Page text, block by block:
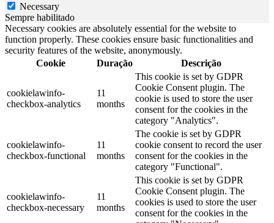
Necessary
Sempre habilitado
Necessary cookies are absolutely essential for the website to
function properly. These cookies ensure basic functionalities and
security features of the website, anonymously.
Cookie
Duração Descrição
cookielawinfo-
checkbox-analytics
11
months
This cookie is set by GDPR
Cookie Consent plugin. The
cookie is used to store the user
consent for the cookies in the
category "Analytics".
cookielawinfo-
checkbox-functional
11
months
The cookie is set by GDPR
cookie consent to record the user
consent for the cookies in the
category "Functional".
cookielawinfo-
checkbox-necessary
11
months
This cookie is set by GDPR
Cookie Consent plugin. The
cookies is used to store the user
consent for the cookies in the